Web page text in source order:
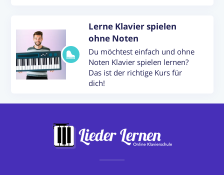
Lerne Klavier spielen
ohne Noten
Du möchtest einfach und ohne
Noten Klavier spielen lernen?
Das ist der richtige Kurs für
dich!